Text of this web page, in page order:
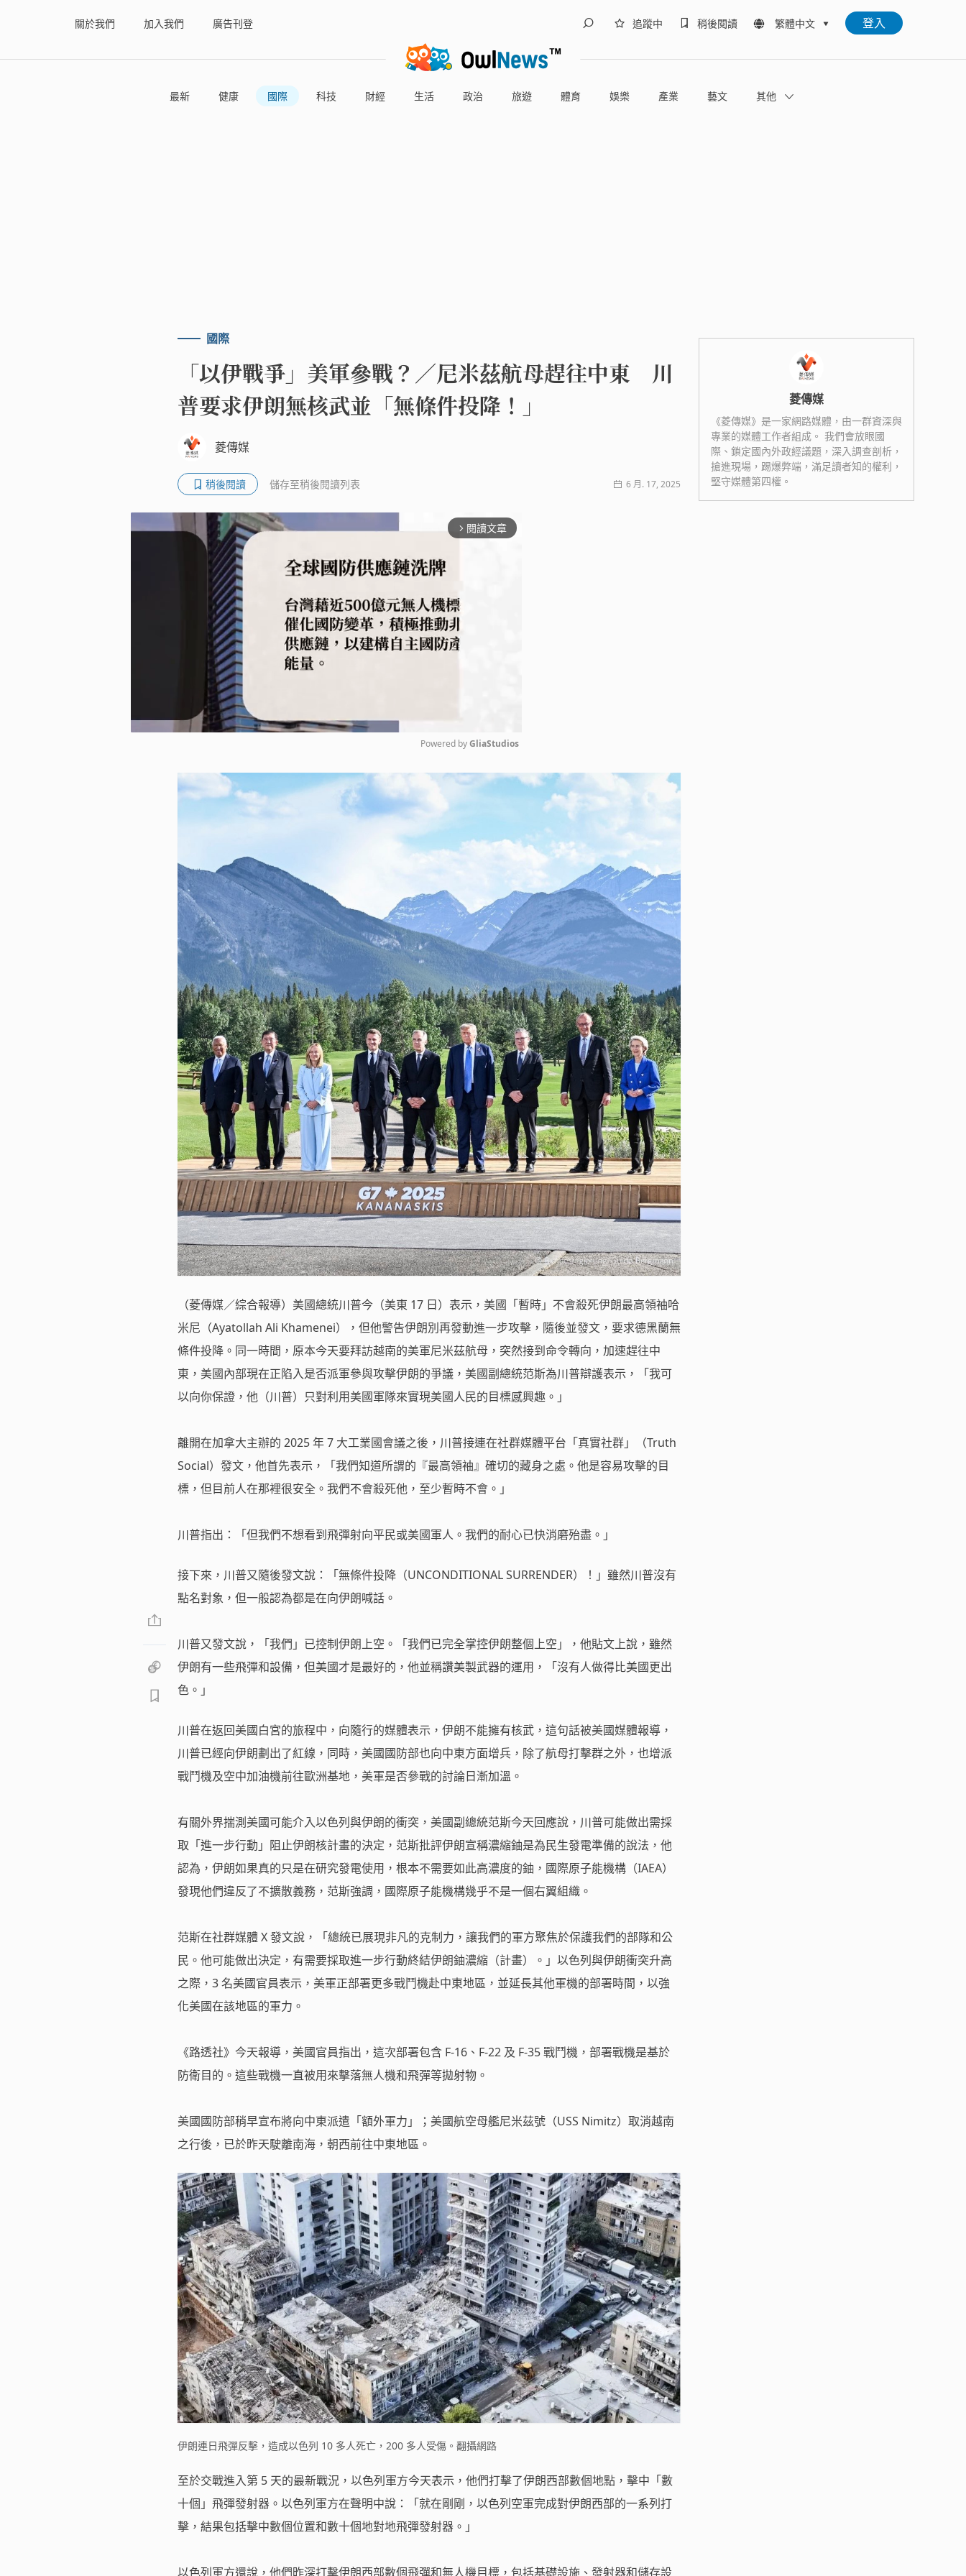
關於我們 加入我們 廣告刊登 追蹤中 稍後閱讀 繁體中文 登入
最新 健康 國際 科技 財經 生活 政治 旅遊 體育 娛樂 產業 藝文 其他
國際
「以伊戰爭」美軍參戰？／尼米茲航母趕往中東 川
普要求伊朗無核武並「無條件投降！」
菱傳媒
稍後閱讀 儲存至稍後閱讀列表 6 月. 17, 2025
arrow_forward_ios 閱讀文章
Mute
Powered by GliaStudios
（菱傳媒／綜合報導）美國總統川普今（美東 17 日）表示，美國「暫時」不會殺死伊朗最高領袖哈
米尼（Ayatollah Ali Khamenei），但他警告伊朗別再發動進一步攻擊，隨後並發文，要求德黑蘭無
條件投降。同一時間，原本今天要拜訪越南的美軍尼米茲航母，突然接到命令轉向，加速趕往中
東，美國內部現在正陷入是否派軍參與攻擊伊朗的爭議，美國副總統范斯為川普辯護表示，「我可
以向你保證，他（川普）只對利用美國軍隊來實現美國人民的目標感興趣。」
離開在加拿大主辦的 2025 年 7 大工業國會議之後，川普接連在社群媒體平台「真實社群」（Truth
Social）發文，他首先表示，「我們知道所謂的『最高領袖』確切的藏身之處。他是容易攻擊的目
標，但目前人在那裡很安全。我們不會殺死他，至少暫時不會。」
川普指出：「但我們不想看到飛彈射向平民或美國軍人。我們的耐心已快消磨殆盡。」
接下來，川普又隨後發文說：「無條件投降（UNCONDITIONAL SURRENDER）！」雖然川普沒有
點名對象，但一般認為都是在向伊朗喊話。
川普又發文說，「我們」已控制伊朗上空。「我們已完全掌控伊朗整個上空」，他貼文上說，雖然
伊朗有一些飛彈和設備，但美國才是最好的，他並稱讚美製武器的運用，「沒有人做得比美國更出
色。」
川普在返回美國白宮的旅程中，向隨行的媒體表示，伊朗不能擁有核武，這句話被美國媒體報導，
川普已經向伊朗劃出了紅線，同時，美國國防部也向中東方面增兵，除了航母打擊群之外，也增派
戰鬥機及空中加油機前往歐洲基地，美軍是否參戰的討論日漸加溫。
有關外界揣測美國可能介入以色列與伊朗的衝突，美國副總統范斯今天回應說，川普可能做出需採
取「進一步行動」阻止伊朗核計畫的決定，范斯批評伊朗宣稱濃縮鈾是為民生發電準備的說法，他
認為，伊朗如果真的只是在研究發電使用，根本不需要如此高濃度的鈾，國際原子能機構（IAEA）
發現他們違反了不擴散義務，范斯強調，國際原子能機構幾乎不是一個右翼組織。
范斯在社群媒體 X 發文說，「總統已展現非凡的克制力，讓我們的軍方聚焦於保護我們的部隊和公
民。他可能做出決定，有需要採取進一步行動終結伊朗鈾濃縮（計畫）。」以色列與伊朗衝突升高
之際，3 名美國官員表示，美軍正部署更多戰鬥機赴中東地區，並延長其他軍機的部署時間，以強
化美國在該地區的軍力。
《路透社》今天報導，美國官員指出，這次部署包含 F-16、F-22 及 F-35 戰鬥機，部署戰機是基於
防衛目的。這些戰機一直被用來擊落無人機和飛彈等拋射物。
美國國防部稍早宣布將向中東派遣「額外軍力」；美國航空母艦尼米茲號（USS Nimitz）取消越南
之行後，已於昨天駛離南海，朝西前往中東地區。
伊朗連日飛彈反擊，造成以色列 10 多人死亡，200 多人受傷。翻攝網路
至於交戰進入第 5 天的最新戰況，以色列軍方今天表示，他們打擊了伊朗西部數個地點，擊中「數
十個」飛彈發射器。以色列軍方在聲明中說：「就在剛剛，以色列空軍完成對伊朗西部的一系列打
擊，結果包括擊中數個位置和數十個地對地飛彈發射器。」
以色列軍方還說，他們昨深打擊伊朗西部數個飛彈和無人機目標，包括基礎設施、發射器和儲存設
菱傳媒
《菱傳媒》是一家網路媒體，由一群資深與
專業的媒體工作者組成。 我們會放眼國
際、鎖定國內外政經議題，深入調查剖析，
搶進現場，踢爆弊端，滿足讀者知的權利，
堅守媒體第四權。